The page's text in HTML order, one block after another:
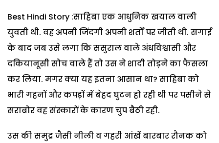
Best Hindi Story :साहिबा एक आधुनिक खयाल वाली
युवती थी. वह अपनी जिंदगी अपनी शर्तों पर जीती थी. सगाई
के बाद जब उसे लगा कि ससुराल वाले अंधविश्वासी और
दकियानूसी सोच वाले हैं तो उस ने शादी तोड़ने का फैसला
कर लिया. मगर क्या यह इतना आसान था? साहिबा को
भारी गहनों और कपड़ों में बेहद घुटन हो रही थी पर पसीने से
सराबोर वह संस्कारों के कारण चुप बैठी रही.
उस की समुद्र जैसी नीली व गहरी आंखें बारबार रौनक को